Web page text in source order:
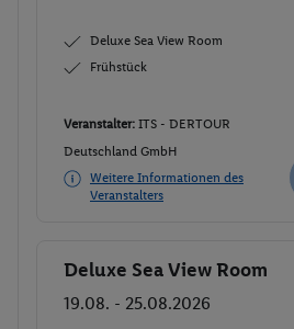
Deluxe Sea View Room
Frühstück
Veranstalter: ITS - DERTOUR
Deutschland GmbH
Weitere Informationen des
Veranstalters
Buchen
Deluxe Sea View Room
19.08. - 25.08.2026